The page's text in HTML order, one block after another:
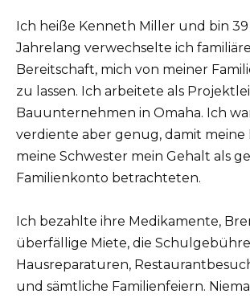
Ich heiße Kenneth Miller und bin 39
Jahrelang verwechselte ich
Bereitschaft, mich von meiner
zu lassen. Ich arbeitete als
Bauunternehmen in Omaha. Ich
verdiente aber genug, damit meine
meine Schwester mein Gehalt als
Familienkonto betrachteten.
Ich bezahlte ihre Medikamente,
überfällige Miete, die
Hausreparaturen,
und sämtliche Familienfeiern.